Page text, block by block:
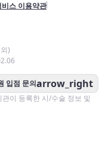
스 이용약관
)
입점 문의arrow_right
이 등록한 시/수술 정보 및